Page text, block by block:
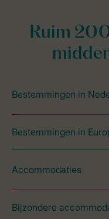
Ruim
Bestemmingen in
Bestemmingen in
Accommodaties
Bijzondere